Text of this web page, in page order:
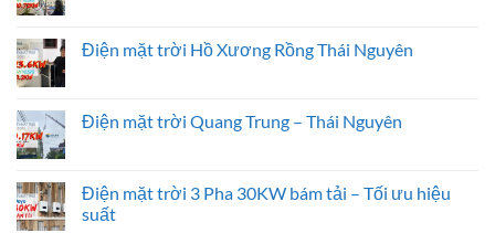
Karaoke
Lan
luận
ở
Sân
Bóng
–
Thái
Nguyên
Điện mặt trời Hồ Xương Rồng Thái Nguyên
luận
ở
Hồ
Xương
Rồng
Điện mặt trời Quang Trung – Thái Nguyên
luận
ở
Điện
Điện mặt trời 3 Pha 30KW bám tải – Tối ưu hiệu
suất